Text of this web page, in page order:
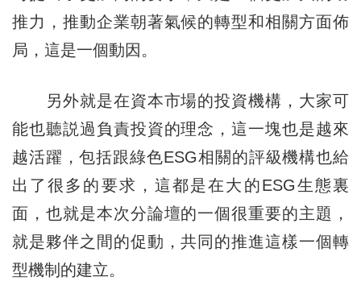
推力，推動企業朝著氣候的轉型和相關方面佈
局，這是一個動因。
另外就是在資本市場的投資機構，大家可
能也聽説過負責投資的理念，這一塊也是越來
越活躍，包括跟綠色ESG相關的評級機構也給
出了很多的要求，這都是在大的ESG生態裏
面，也就是本次分論壇的一個很重要的主題，
就是夥伴之間的促動，共同的推進這樣一個轉
型機制的建立。